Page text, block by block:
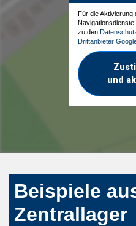
Für die Aktivierung
zu den
Drittanbieter
und
Beispiele
Zentrallager